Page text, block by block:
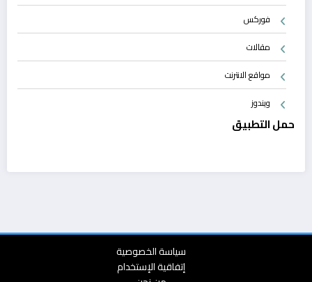
فوركس
مقالات
مواقع الانترنت
ويندوز
حمل التطبيق
سياسة الخصوصية
إتفاقية الإستخدام